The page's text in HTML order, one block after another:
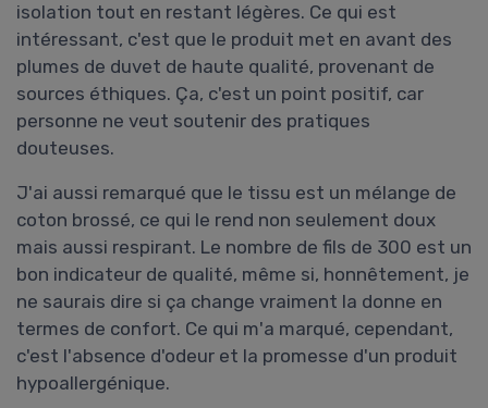
isolation tout en restant légères. Ce qui est
intéressant, c'est que le produit met en avant des
plumes de duvet de haute qualité, provenant de
sources éthiques. Ça, c'est un point positif, car
personne ne veut soutenir des pratiques
douteuses.
J'ai aussi remarqué que le tissu est un mélange de
coton brossé, ce qui le rend non seulement doux
mais aussi respirant. Le nombre de fils de 300 est un
bon indicateur de qualité, même si, honnêtement, je
ne saurais dire si ça change vraiment la donne en
termes de confort. Ce qui m'a marqué, cependant,
c'est l'absence d'odeur et la promesse d'un produit
hypoallergénique.